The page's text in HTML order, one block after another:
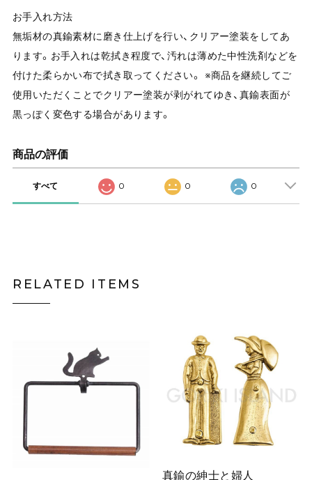
お手入れ方法
無垢材の真鍮素材に磨き仕上げを行い、クリアー塗装をしてあ
ります。お手入れは乾拭き程度で、汚れは薄めた中性洗剤などを
付けた柔らかい布で拭き取ってください。 ※商品を継続してご
使用いただくことでクリアー塗装が剥がれてゆき、真鍮表面が
黒っぽく変色する場合があります。
商品の評価
すべて 0 0 0
RELATED ITEMS
真鍮の紳士と婦人